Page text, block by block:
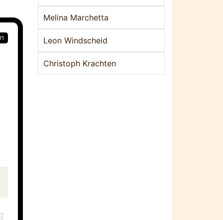
Melina Marchetta
Leon Windscheid
Christoph Krachten